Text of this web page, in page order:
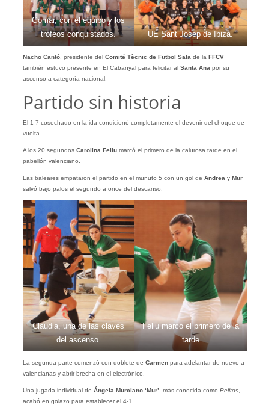
Gomar, con el equipo y los
trofeos conquistados.
UE Sant Josep de Ibiza.
Nacho Cantó, presidente del Comité Tècnic de Futbol Sala de la FFCV
también estuvo presente en El Cabanyal para felicitar alSanta Ana por su
ascenso a categoría nacional.
Partido sin historia
El 1-7 cosechado en la ida condicionó completamente el devenir del choque de
vuelta.
A los 20 segundos Carolina Feliumarcó el primero de la calurosa tarde en el
pabellón valenciano.
Las baleares empataron el partido en el munuto 5 con un gol de Andrea y Mur
salvó bajo palos el segundo a once del descanso.
Claudia, una de las claves
del ascenso.
Feliu marcó el primero de la
tarde
La segunda parte comenzó con doblete de Carmenpara adelantar de nuevo a
valencianas y abrir brecha en el electrónico.
Una jugada individual de Ángela Murciano ‘Mur’ , más conocida como Pelitos,
acabó en golazo para establecer el 4-1.